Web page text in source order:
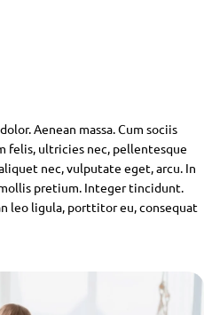
Aenean massa. Cum sociis
felis, ultricies nec, pellentesque
nec, vulputate eget, arcu. In
pretium. Integer tincidunt.
leo ligula, porttitor eu, consequat